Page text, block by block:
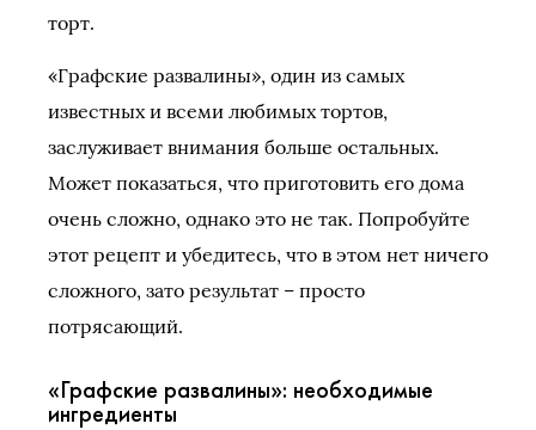
торт.
«Графские развалины», один из самых
известных и всеми любимых тортов,
заслуживает внимания больше остальных.
Может показаться, что приготовить его дома
очень сложно, однако это не так. Попробуйте
этот рецепт и убедитесь, что в этом нет ничего
сложного, зато результат – просто
потрясающий.
«Графские развалины»: необходимые
ингредиенты